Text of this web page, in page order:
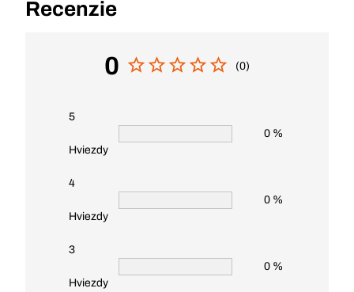
Recenzie
0 (0)
5
Hviezdy
0 %
4
Hviezdy
0 %
3
Hviezdy
0 %